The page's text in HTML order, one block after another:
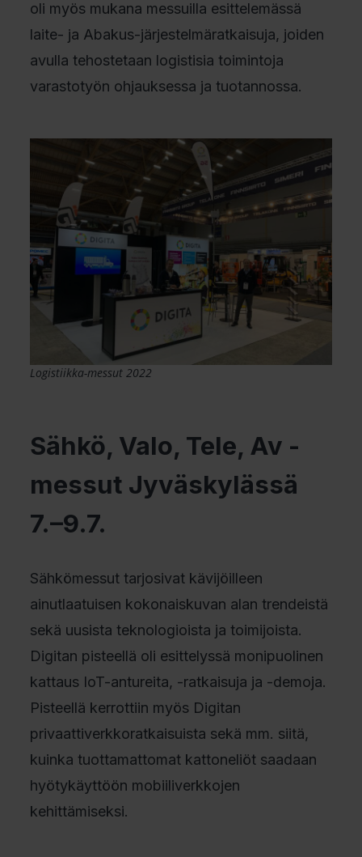
oli myös mukana messuilla esittelemässä
laite- ja Abakus-järjestelmäratkaisuja, joiden
avulla tehostetaan logistisia toimintoja
varastotyön ohjauksessa ja tuotannossa.
Logistiikka-messut 2022
Sähkö, Valo, Tele, Av -
messut Jyväskylässä
7.–9.7.
Sähkömessut tarjosivat kävijöilleen
ainutlaatuisen kokonaiskuvan alan trendeistä
sekä uusista teknologioista ja toimijoista.
Digitan pisteellä oli esittelyssä monipuolinen
kattaus IoT-antureita, -ratkaisuja ja -demoja.
Pisteellä kerrottiin myös Digitan
privaattiverkkoratkaisuista sekä mm. siitä,
kuinka tuottamattomat kattoneliöt saadaan
hyötykäyttöön mobiiliverkkojen
kehittämiseksi.